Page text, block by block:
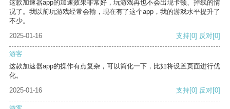
这款加速器app的加速效果非常好，玩游戏再也不会出现卡顿、掉线的情
况了。我以前玩游戏经常会输，现在有了这个app，我的游戏水平提升了
不少。
2025-01-16
支持[0] 反对[0]
游客
这款加速器app的操作有点复杂，可以简化一下，比如将设置页面进行优
化。
2025-01-16
支持[0] 反对[0]